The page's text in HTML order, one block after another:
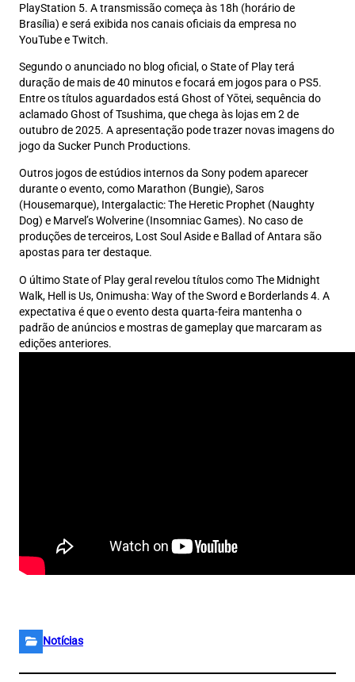
PlayStation 5. A transmissão começa às 18h (horário de
Brasília) e será exibida nos canais oficiais da empresa no
YouTube e Twitch.
Segundo o anunciado no blog oficial, o State of Play terá
duração de mais de 40 minutos e focará em jogos para o PS5.
Entre os títulos aguardados está Ghost of Yōtei, sequência do
aclamado Ghost of Tsushima, que chega às lojas em 2 de
outubro de 2025. A apresentação pode trazer novas imagens do
jogo da Sucker Punch Productions.
Outros jogos de estúdios internos da Sony podem aparecer
durante o evento, como Marathon (Bungie), Saros
(Housemarque), Intergalactic: The Heretic Prophet (Naughty
Dog) e Marvel’s Wolverine (Insomniac Games). No caso de
produções de terceiros, Lost Soul Aside e Ballad of Antara são
apostas para ter destaque.
O último State of Play geral revelou títulos como The Midnight
Walk, Hell is Us, Onimusha: Way of the Sword e Borderlands 4. A
expectativa é que o evento desta quarta-feira mantenha o
padrão de anúncios e mostras de gameplay que marcaram as
edições anteriores.
Notícias